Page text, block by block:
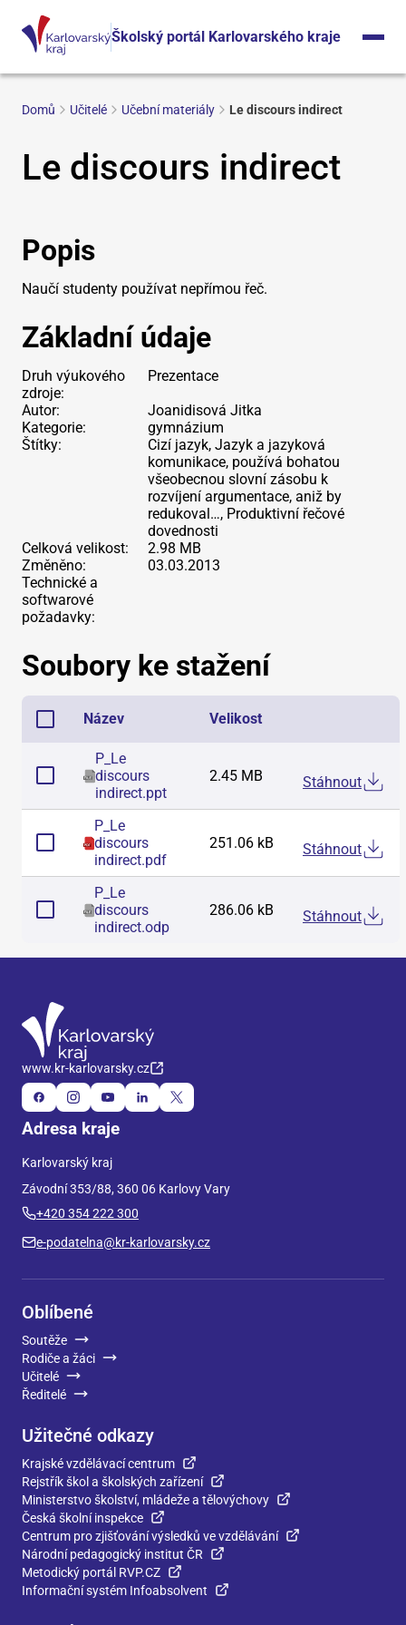
Školský portál Karlovarského kraje
Domů Učitelé Učební materiály Le discours indirect
Le discours indirect
Popis
Naučí studenty používat nepřímou řeč.
Základní údaje
Druh výukového
zdroje:
Prezentace
Autor:
Joanidisová Jitka
Kategorie:
gymnázium
Štítky:
Cizí jazyk, Jazyk a jazyková
komunikace, používá bohatou
všeobecnou slovní zásobu k
rozvíjení argumentace, aniž by
redukoval…, Produktivní řečové
dovednosti
Celková velikost:
2.98 MB
Změněno:
03.03.2013
Technické a
softwarové
požadavky:
Soubory ke stažení
Název Velikost
P_Le
discours
indirect.ppt
2.45 MB Stáhnout
P_Le
discours
indirect.pdf
251.06 kB Stáhnout
P_Le
discours
indirect.odp
286.06 kB Stáhnout
www.kr-karlovarsky.cz
Adresa kraje
Karlovarský kraj
Závodní 353/88, 360 06 Karlovy Vary
+420 354 222 300
e-podatelna@kr-karlovarsky.cz
Oblíbené
Soutěže
Rodiče a žáci
Učitelé
Ředitelé
Užitečné odkazy
Krajské vzdělávací centrum
Rejstřík škol a školských zařízení
Ministerstvo školství, mládeže a tělovýchovy
Česká školní inspekce
Centrum pro zjišťování výsledků ve vzdělávání
Národní pedagogický institut ČR
Metodický portál RVP.CZ
Informační systém Infoabsolvent